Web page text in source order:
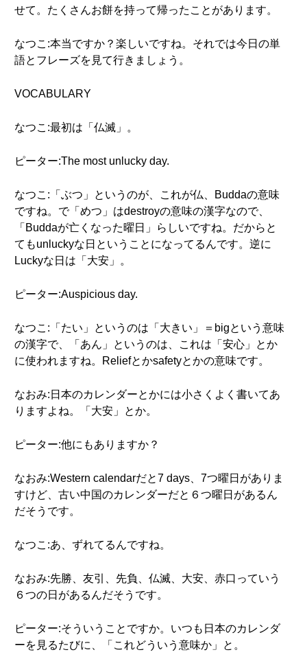
せて。たくさんお餅を持って帰ったことがあります。
なつこ:本当ですか？楽しいですね。それでは今日の単
語とフレーズを見て行きましょう。
VOCABULARY
なつこ:最初は「仏滅」。
ピーター:The most unlucky day.
なつこ:「ぶつ」というのが、これが仏、Buddaの意味
ですね。で「めつ」はdestroyの意味の漢字なので、
「Buddaが亡くなった曜日」らしいですね。だからと
てもunluckyな日ということになってるんです。逆に
Luckyな日は「大安」。
ピーター:Auspicious day.
なつこ:「たい」というのは「大きい」＝bigという意味
の漢字で、「あん」というのは、これは「安心」とか
に使われますね。Reliefとかsafetyとかの意味です。
なおみ:日本のカレンダーとかには小さくよく書いてあ
りますよね。「大安」とか。
ピーター:他にもありますか？
なおみ:Western calendarだと7 days、7つ曜日がありま
すけど、古い中国のカレンダーだと６つ曜日があるん
だそうです。
なつこ:あ、ずれてるんですね。
なおみ:先勝、友引、先負、仏滅、大安、赤口っていう
６つの日があるんだそうです。
ピーター:そういうことですか。いつも日本のカレンダ
ーを見るたびに、「これどういう意味か」と。